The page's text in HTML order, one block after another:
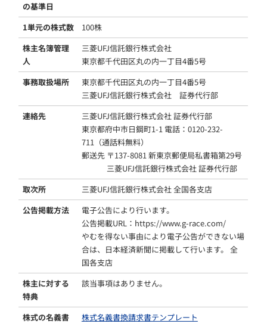
の基準日
1単元の株式数
100株
株主名簿管理
人
三菱UFJ信託銀行株式会社
東京都千代田区丸の内一丁目4番5号
事務取扱場所
東京都千代田区丸の内一丁目4番5号
三菱UFJ信託銀行株式会社 証券代行部
連絡先
三菱UFJ信託銀行株式会社 証券代行部
東京都府中市日鋼町1-1 電話：0120-232-
711（通話料無料）
郵送先 〒137-8081 新東京郵便局私書箱第29号
三菱UFJ信託銀行株式会社 証券代行部
取次所
三菱UFJ信託銀行株式会社 全国各支店
公告掲載方法
電子公告により行います。
公告掲載URL：https://www.g-race.com/
やむを得ない事由により電子公告ができない場
合は、日本経済新聞に掲載して行います。 全
国各支店
株主に対する
特典
該当事項はありません。
株式の名義書
株式名義書換請求書テンプレート